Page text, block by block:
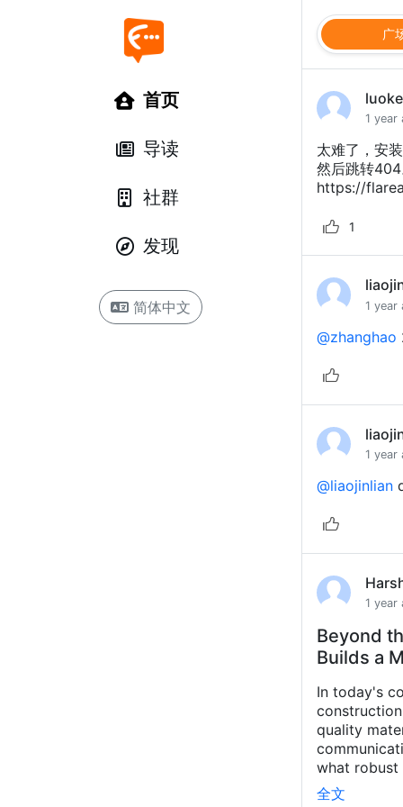
首页
导读
社群
发现
简体中文
广
luoke
1 year
太难了，安
然后跳转
https://
1
1 year
@zhanghao
1 year
@liaojinlian
1 year
Beyond
Builds a
In today's
quality
what robust
全文